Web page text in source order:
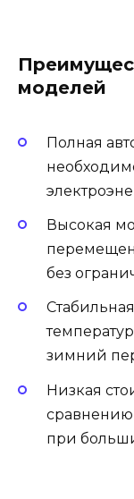
моделей
Полная
Высокая
без
зимний
Низкая
сравнению
при